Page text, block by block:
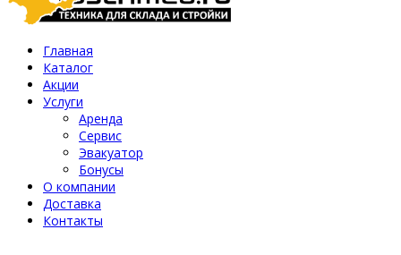
Главная
Каталог
Акции
Услуги
Аренда
Сервис
Эвакуатор
Бонусы
О компании
Доставка
Контакты